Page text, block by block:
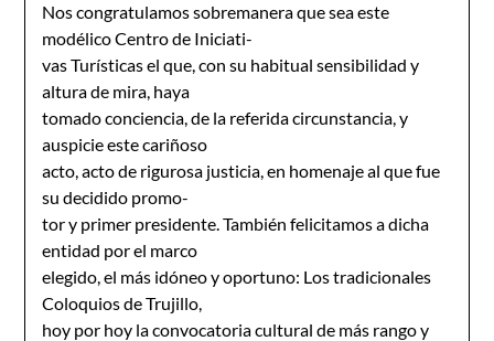
Nos congratulamos sobremanera que sea este
modélico Centro de Iniciati-
vas Turísticas el que, con su habitual sensibilidad y
altura de mira, haya
tomado conciencia, de la referida circunstancia, y
auspicie este cariñoso
acto, acto de rigurosa justicia, en homenaje al que fue
su decidido promo-
tor y primer presidente. También felicitamos a dicha
entidad por el marco
elegido, el más idóneo y oportuno: Los tradicionales
Coloquios de Trujillo,
hoy por hoy la convocatoria cultural de más rango y